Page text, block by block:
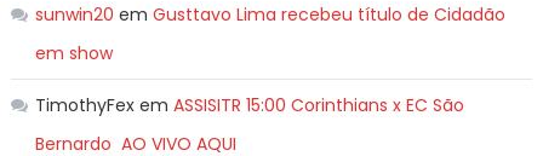
sunwin20 em Gusttavo Lima recebeu título de Cidadão
em show
TimothyFexem ASSISITR 15:00 Corinthians x EC São
Bernardo AO VIVO AQUI